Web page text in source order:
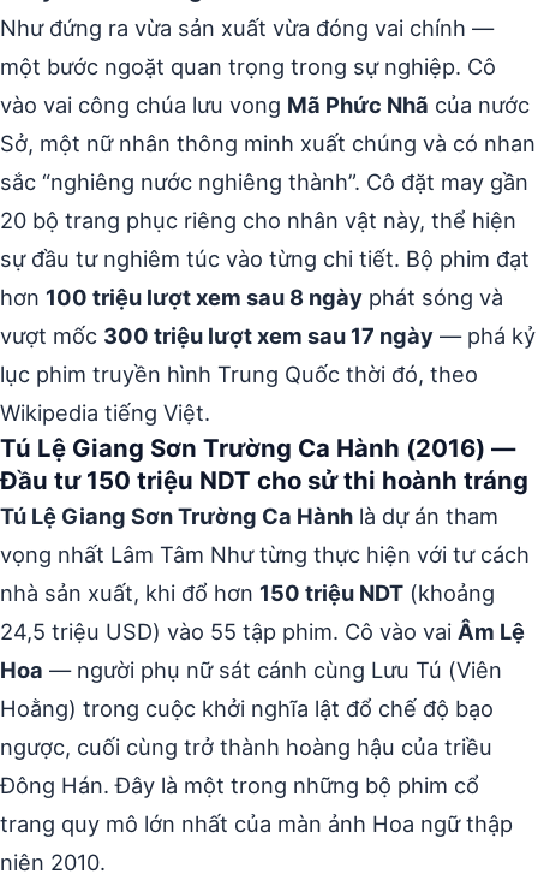
Như đứng ra vừa sản xuất vừa đóng vai chính —
một bước ngoặt quan trọng trong sự nghiệp. Cô
vào vai công chúa lưu vong Mã Phức Nhã của nước
Sở, một nữ nhân thông minh xuất chúng và có nhan
sắc “nghiêng nước nghiêng thành”. Cô đặt may gần
20 bộ trang phục riêng cho nhân vật này, thể hiện
sự đầu tư nghiêm túc vào từng chi tiết. Bộ phim đạt
hơn 100 triệu lượt xem sau 8 ngày phát sóng và
vượt mốc 300 triệu lượt xem sau 17 ngày — phá kỷ
lục phim truyền hình Trung Quốc thời đó, theo
Wikipedia tiếng Việt.
Tú Lệ Giang Sơn Trường Ca Hành (2016) —
Đầu tư 150 triệu NDT cho sử thi hoành tráng
Tú Lệ Giang Sơn Trường Ca Hành là dự án tham
vọng nhất Lâm Tâm Như từng thực hiện với tư cách
nhà sản xuất, khi đổ hơn 150 triệu NDT (khoảng
24,5 triệu USD) vào 55 tập phim. Cô vào vai Âm Lệ
Hoa — người phụ nữ sát cánh cùng Lưu Tú (Viên
Hoằng) trong cuộc khởi nghĩa lật đổ chế độ bạo
ngược, cuối cùng trở thành hoàng hậu của triều
Đông Hán. Đây là một trong những bộ phim cổ
trang quy mô lớn nhất của màn ảnh Hoa ngữ thập
niên 2010.